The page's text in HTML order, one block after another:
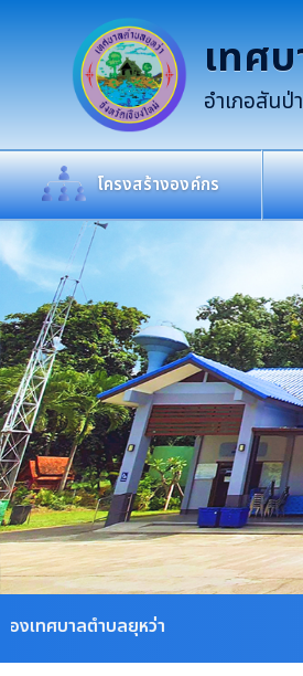
เทศ
อำเภอสันป่
โครงสร้างองค์กร
ติดต่อสอบถาม